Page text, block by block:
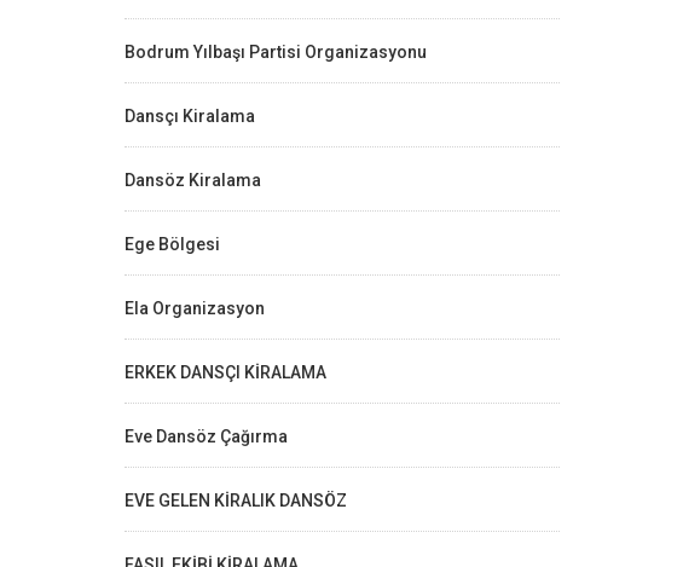
Bodrum Yılbaşı Partisi Organizasyonu
Dansçı Kiralama
Dansöz Kiralama
Ege Bölgesi
Ela Organizasyon
ERKEK DANSÇI KİRALAMA
Eve Dansöz Çağırma
EVE GELEN KİRALIK DANSÖZ